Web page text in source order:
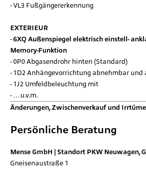
VL3 Fußgängererkennung
EXTERIEUR
6XQ Außenspiegel elektrisch einstell-
Memory-Funktion
0P0 Abgasendrohr hinten (Standard)
1D2 Anhängevorrichtung abnehmbar und
1J2 Umfeldbeleuchtung mit
…u.v.m.
Änderungen, Zwischenverkauf und
Persönliche Beratung
Mense GmbH | Standort PKW Neuwagen,
Gneisenaustraße 1